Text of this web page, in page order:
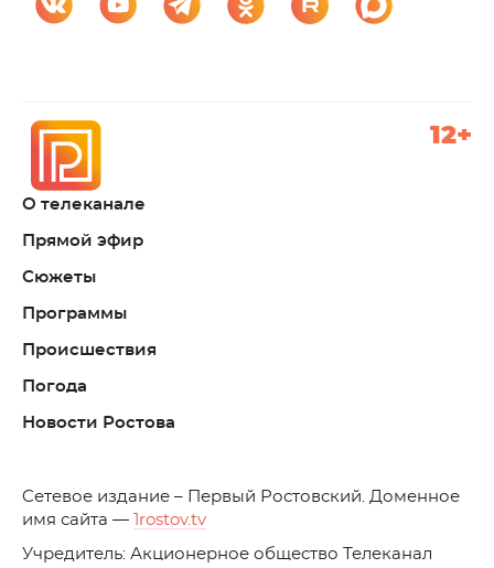
О телеканале
Прямой эфир
Сюжеты
Программы
Происшествия
Погода
Новости Ростова
12+
Cетевое издание – Первый Ростовский. Доменное
имя сайта —
1rostov.tv
Учредитель: Акционерное общество Телеканал